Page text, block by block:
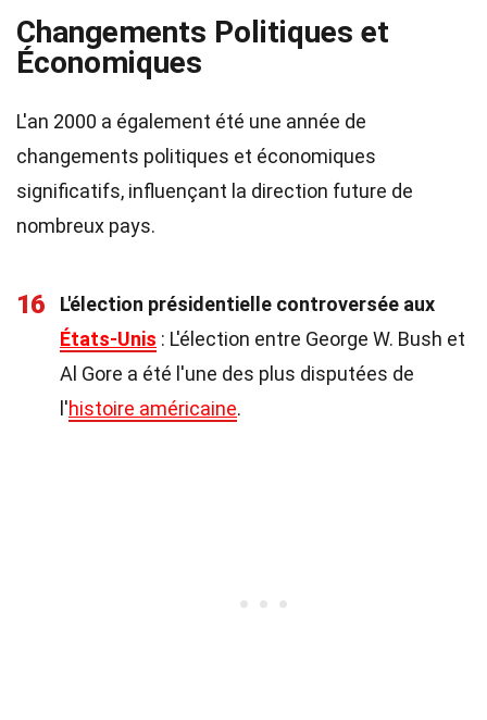
Changements Politiques et
Économiques
L'an 2000 a également été une année de
changements politiques et économiques
significatifs, influençant la direction future de
nombreux pays.
16
L'élection présidentielle controversée aux
États-Unis : L'élection entre George W. Bush et
Al Gore a été l'une des plus disputées de
l'histoire américaine.